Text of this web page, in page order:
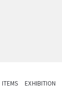
ITEMS EXHIBITION